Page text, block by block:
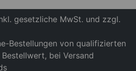
gesetzliche MwSt. und zzgl.
Bestellungen von qualifizierten
bei Versand